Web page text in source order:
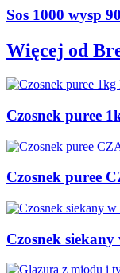
Sos 1000 wysp
Więcej od
Czosnek puree
Czosnek puree
Czosnek